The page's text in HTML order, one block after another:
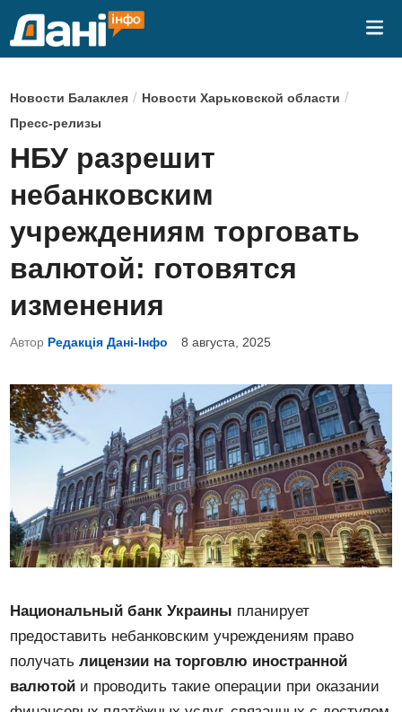
О
п
у
б
л
и
к
о
в
н
в
Новости Балаклея / Новости Харьковской области /
Пресс-релизы
НБУ разрешит
небанковским
учреждениям торговать
валютой: готовятся
изменения
Автор Редакція Дані-Інфо 8 августа, 2025
Национальный банк Украины планирует
предоставить небанковским учреждениям право
получатьлицензии на торговлю иностранной
валютой и проводить такие операции при оказании